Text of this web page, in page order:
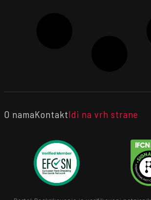
O namaKontaktIdi na vrh strane